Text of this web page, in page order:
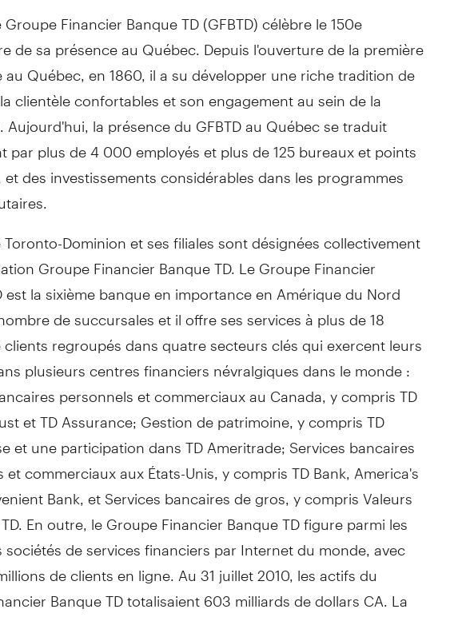
Groupe Financier Banque TD (GFBTD) célèbre le 150e
de sa présence au Québec. Depuis l'ouverture de la première
Québec, en 1860, il a su développer une riche tradition de
clientèle confortables et son engagement au sein de la
la présence du GFBTD au Québec se traduit
par plus de 4 000 employés et plus de 125 bureaux et points
des investissements considérables dans les programmes
Dominion et ses filiales sont désignées collectivement
Groupe Financier Banque TD. Le Groupe Financier
est la sixième banque en importance en Amérique du Nord
de succursales et il offre ses services à plus de 18
regroupés dans quatre secteurs clés qui exercent leurs
plusieurs centres financiers névralgiques dans le monde :
personnels et commerciaux au Canada, y compris TD
et TD Assurance; Gestion de patrimoine, y compris TD
et une participation dans TD Ameritrade; Services bancaires
commerciaux aux États-Unis, y compris TD Bank, America's
Bank, et Services bancaires de gros, y compris Valeurs
En outre, le Groupe Financier Banque TD figure parmi les
de services financiers par Internet du monde, avec
de clients en ligne. Au 31 juillet 2010, les actifs du
Banque TD totalisaient 603 milliards de dollars CA. La